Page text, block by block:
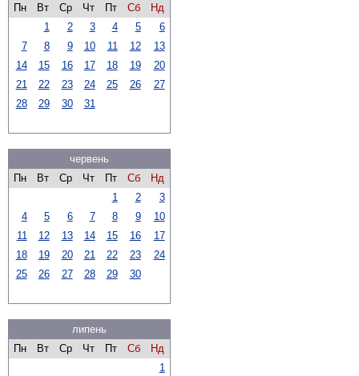
Пн
Вт Ср Чт Пт Сб
Нд
1
2 3 4 5
6
7
8 9 10 11 12
13
14
15 16 17 18 19
20
21
22 23 24 25 26
27
28
29 30 31
червень
Пн
Вт Ср Чт Пт Сб
Нд
1
2
3
4
5 6 7 8 9
10
11
12 13 14 15 16
17
18
19 20 21 22 23
24
25
26 27 28 29 30
липень
Пн
Вт Ср Чт Пт Сб
Нд
1